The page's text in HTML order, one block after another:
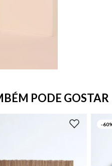
PODE GOSTAR
-